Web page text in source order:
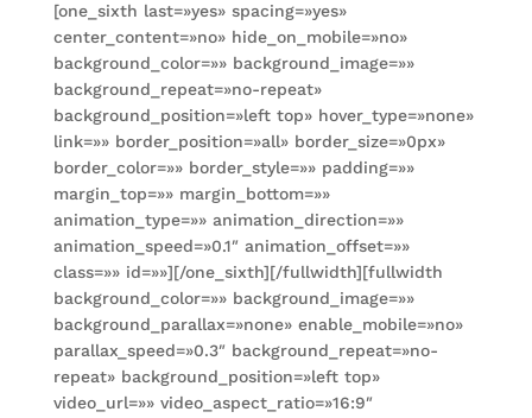
[one_sixth last=»yes» spacing=»yes»
center_content=»no» hide_on_mobile=»no»
background_color=»» background_image=»»
background_repeat=»no-repeat»
background_position=»left top» hover_type=»none»
link=»» border_position=»all» border_size=»0px»
border_color=»» border_style=»» padding=»»
margin_top=»» margin_bottom=»»
animation_type=»» animation_direction=»»
animation_speed=»0.1″ animation_offset=»»
class=»» id=»»][/one_sixth][/fullwidth][fullwidth
background_color=»» background_image=»»
background_parallax=»none» enable_mobile=»no»
parallax_speed=»0.3″ background_repeat=»no-
repeat» background_position=»left top»
video_url=»» video_aspect_ratio=»16:9″